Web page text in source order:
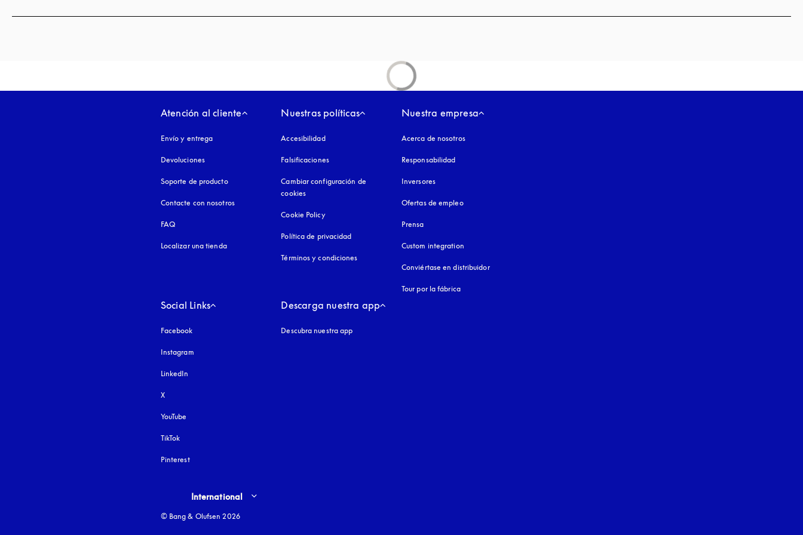
Atención al cliente
Envío y entrega
Devoluciones
Soporte de producto
Contacte con nosotros
FAQ
Localizar una tienda
Nuestras políticas
Accesibilidadapertura en una pestaña nueva
Falsificacionesapertura en una pestaña nueva
Cambiar configuración de
cookies
Cookie Policyapertura en una pestaña nueva
Política de privacidad
Términos y condiciones
Nuestra empresa
Acerca de nosotros
Responsabilidad
Inversores
Ofertas de empleo
Prensa
Custom integration
Conviértase en distribuidor
Tour por la fábrica
Social Links
Facebook
Instagram
LinkedIn
X
YouTube
TikTok
Pinterest
Descarga nuestra app
Descubra nuestra app
Select country and language
International
© Bang & Olufsen 2026